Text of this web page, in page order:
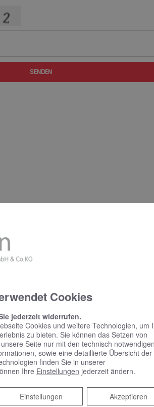
SENDEN
| Grundfos
Go
Cookies
jederzeit widerrufen.
Cookies und weitere Technologien, um
zu bieten. Sie können das Setzen von
Seite nur mit den technisch notwendigen
sowie eine detaillierte Übersicht der
finden Sie in unserer
Ihre Einstellungen jederzeit ändern.
Akzeptieren
Einstellungen